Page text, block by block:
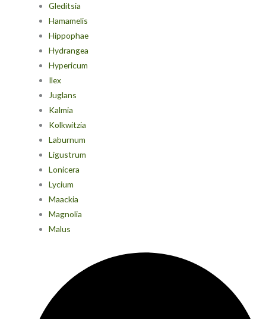
Gleditsia
Hamamelis
Hippophae
Hydrangea
Hypericum
Ilex
Juglans
Kalmia
Kolkwitzia
Laburnum
Ligustrum
Lonicera
Lycium
Maackia
Magnolia
Malus